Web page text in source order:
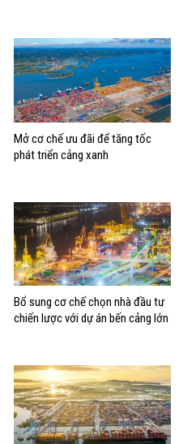
biển mạnh
Mở cơ chế ưu đãi để tăng tốc
phát triển cảng xanh
Bổ sung cơ chế chọn nhà đầu tư
chiến lược với dự án bến cảng lớn